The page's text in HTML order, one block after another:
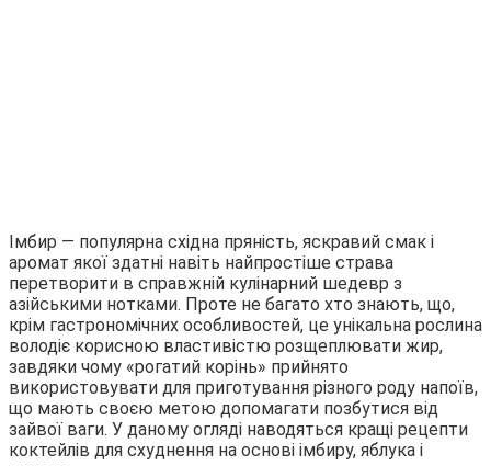
Імбир — популярна східна пряність, яскравий смак і
аромат якої здатні навіть найпростіше страва
перетворити в справжній кулінарний шедевр з
азійськими нотками. Проте не багато хто знають, що,
крім гастрономічних особливостей, це унікальна рослина
володіє корисною властивістю розщеплювати жир,
завдяки чому «рогатий корінь» прийнято
використовувати для приготування різного роду напоїв,
що мають своєю метою допомагати позбутися від
зайвої ваги. У даному огляді наводяться кращі рецепти
коктейлів для схуднення на основі імбиру, яблука і